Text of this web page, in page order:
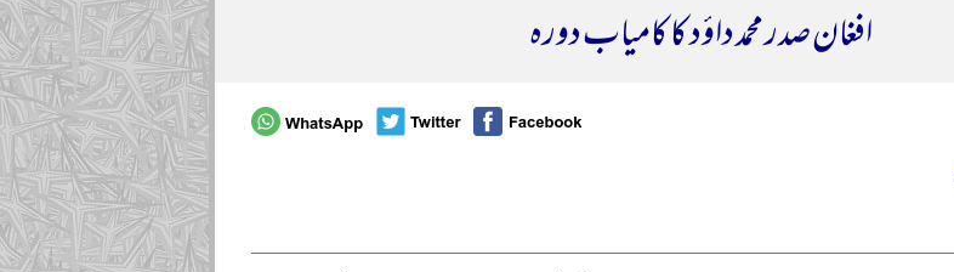
افغان صدر محمد داؤد کا کامیاب دورہ